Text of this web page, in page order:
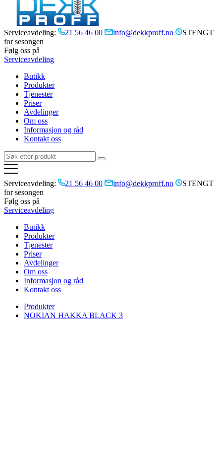
Serviceavdeling: 21 56 46 00 info@dekkproff.no
STENGT
for sesongen
Følg oss på
Serviceavdeling
Butikk
Produkter
Tjenester
Priser
Avdelinger
Om oss
Informasjon og råd
Kontakt oss
Serviceavdeling: 21 56 46 00 info@dekkproff.no
STENGT
for sesongen
Følg oss på
Serviceavdeling
Butikk
Produkter
Tjenester
Priser
Avdelinger
Om oss
Informasjon og råd
Kontakt oss
Produkter
NOKIAN HAKKA BLACK 3